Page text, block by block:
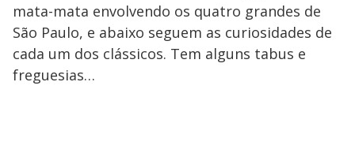
mata-mata envolvendo os quatro grandes de
São Paulo, e abaixo seguem as curiosidades de
cada um dos clássicos. Tem alguns tabus e
freguesias…